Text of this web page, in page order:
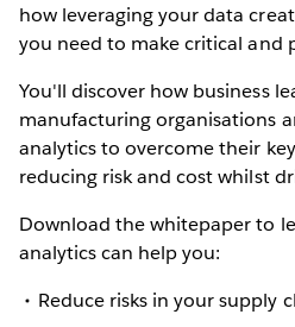
how leveraging your data
you need to make critical and
You'll discover how business
manufacturing organisations
analytics to overcome their
reducing risk and cost whilst
Download the whitepaper to
analytics can help you:
Reduce risks in your supply